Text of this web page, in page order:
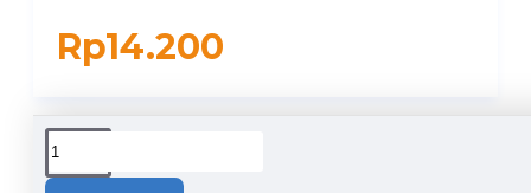
Rp14.200
DUKUNGAN PENGIRIMAN